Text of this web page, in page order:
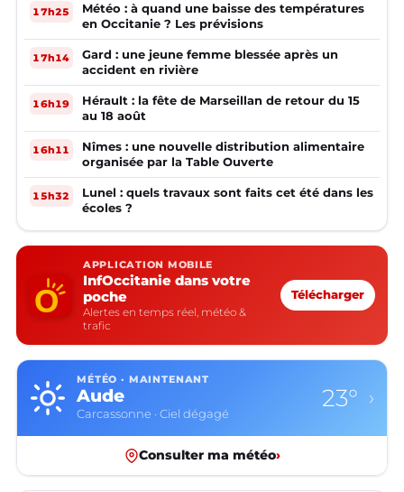
17h25
Météo : à quand une baisse des températures
en Occitanie ? Les prévisions
17h14
Gard : une jeune femme blessée après un
accident en rivière
16h19
Hérault : la fête de Marseillan de retour du 15
au 18 août
16h11
Nîmes : une nouvelle distribution alimentaire
organisée par la Table Ouverte
15h32
Lunel : quels travaux sont faits cet été dans les
écoles ?
APPLICATION MOBILE
InfOccitanie dans votre
poche
Alertes en temps réel, météo &
trafic
Télécharger
MÉTÉO · MAINTENANT
Aude
Carcassonne · Ciel dégagé
23° ›
Consulter ma météo›